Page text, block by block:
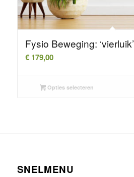
Fysio Beweging: ‘vierluik’
€179,00
Opties selecteren
SNELMENU